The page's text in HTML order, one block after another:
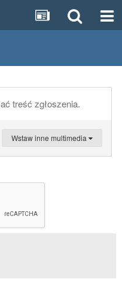
treść zgłoszenia.
Wstaw inne multimedia